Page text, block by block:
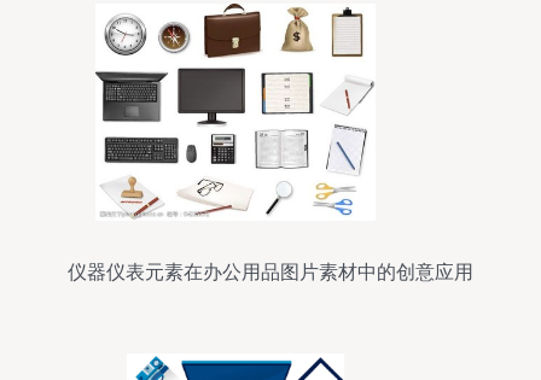
仪器仪表元素在办公用品图片素材中的创意应用